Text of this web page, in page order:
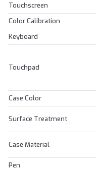
Touchscreen
Color Calibration
Keyboard
Touchpad
Case Color
Surface Treatment
Case Material
Pen